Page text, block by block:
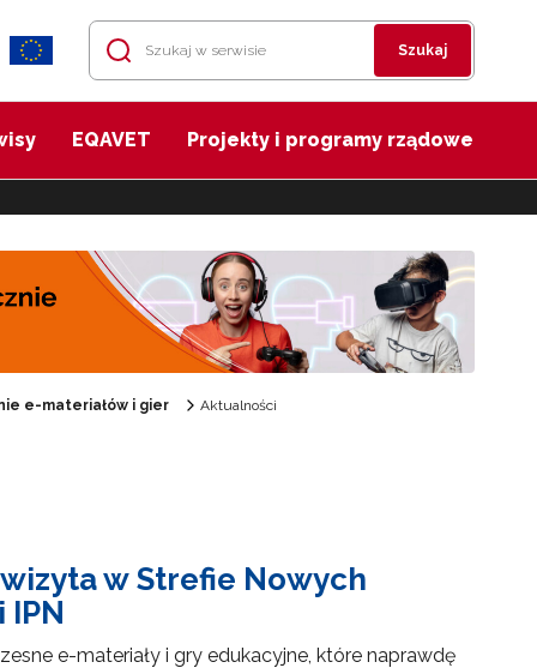
Szukaj
EQAVET Projekty i programy rządowe
e-materiałów i gier Aktualności
w Strefie Nowych
e-materiały i gry edukacyjne, które naprawdę